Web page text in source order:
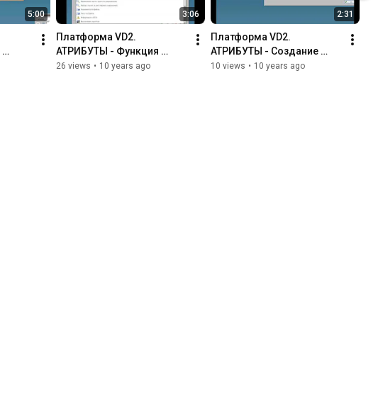
5:00 3:06
Платформа VD2.
АТРИБУТЫ - Функция
Конкатенация строк
26 views • 10 years ago
2:31
Платформа VD2.
АТРИБУТЫ - Создание
простого АТРИБУТА
10 views • 10 years ago